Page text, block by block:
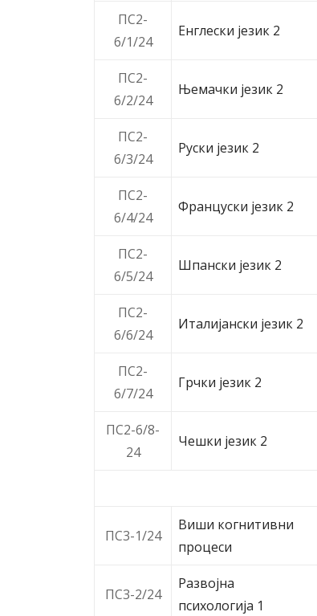
ПС2-
6/1/24
Енглески језик 2
ПС2-
6/2/24
Њемачки језик 2
ПС2-
6/3/24
Руски језик 2
ПС2-
6/4/24
Француски језик 2
ПС2-
6/5/24
Шпански језик 2
ПС2-
6/6/24
Италијански језик 2
ПС2-
6/7/24
Грчки језик 2
ПС2-6/8-
24
Чешки језик 2
ПС3-1/24
Виши когнитивни
процеси
ПС3-2/24
Развојна
психологија 1